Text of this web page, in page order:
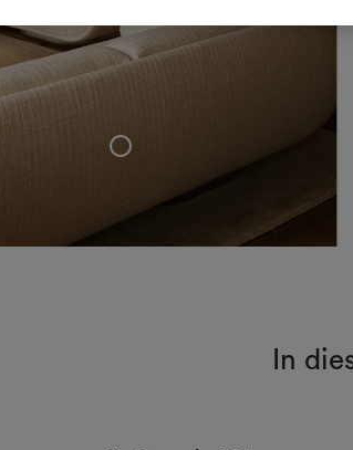
In